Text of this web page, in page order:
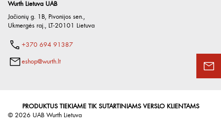
Wurth Lietuva UAB
Jačionių g. 1B, Pivonijos sen.,
Ukmergės raj., LT-20101 Lietuva
+370 694 91387
eshop@wurth.lt
PRODUKTUS TIEKIAME TIK SUTARTINIAMS VERSLO KLIENTAMS
© 2026 UAB Wurth Lietuva